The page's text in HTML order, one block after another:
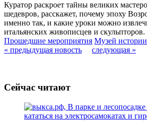
Куратор раскроет тайны великих
шедевров, расскажет, почему эпоху
именно так, и какие уроки можно
итальянских живописцев и скульпторов.
Прошедшие мероприятия Музей
« предыдущая новость
следующая »
Сейчас читают